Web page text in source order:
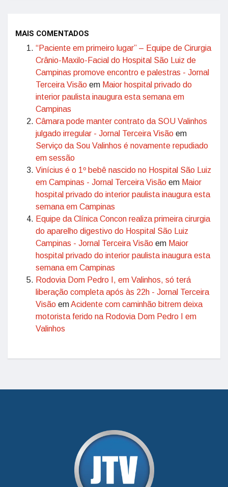
MAIS COMENTADOS
“Paciente em primeiro lugar” – Equipe de Cirurgia
Crânio-Maxilo-Facial do Hospital São Luiz de
Campinas promove encontro e palestras - Jornal
Terceira Visão em Maior hospital privado do
interior paulista inaugura esta semana em
Campinas
Câmara pode manter contrato da SOU Valinhos
julgado irregular - Jornal Terceira Visão em
Serviço da Sou Valinhos é novamente repudiado
em sessão
Vinícius é o 1º bebê nascido no Hospital São Luiz
em Campinas - Jornal Terceira Visão em Maior
hospital privado do interior paulista inaugura esta
semana em Campinas
Equipe da Clínica Concon realiza primeira cirurgia
do aparelho digestivo do Hospital São Luiz
Campinas - Jornal Terceira Visão em Maior
hospital privado do interior paulista inaugura esta
semana em Campinas
Rodovia Dom Pedro I, em Valinhos, só terá
liberação completa após às 22h - Jornal Terceira
Visão emAcidente com caminhão bitrem deixa
motorista ferido na Rodovia Dom Pedro I em
Valinhos